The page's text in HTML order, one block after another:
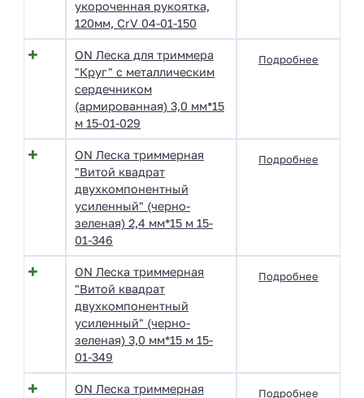
укороченная рукоятка,
120мм, CrV 04-01-150
ON Леска для триммера
"Круг" с металлическим
сердечником
(армированная) 3,0 мм*15
м 15-01-029
Подробнее
ON Леска триммерная
"Витой квадрат
двухкомпонентный
усиленный" (черно-
зеленая) 2,4 мм*15 м 15-
01-346
Подробнее
ON Леска триммерная
"Витой квадрат
двухкомпонентный
усиленный" (черно-
зеленая) 3,0 мм*15 м 15-
01-349
Подробнее
ON Леска триммерная
Подробнее